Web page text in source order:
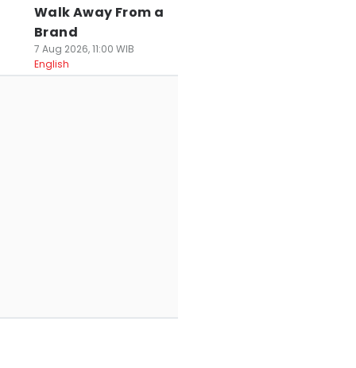
Walk Away From a
Brand
7 Aug 2026, 11:00 WIB
English